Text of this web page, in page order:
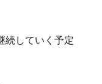
続していく予定